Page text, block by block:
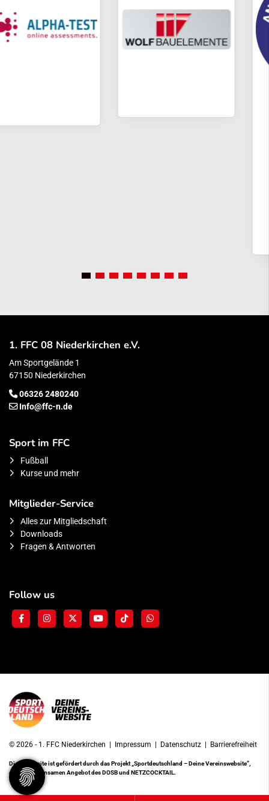
1. FFC 08 Niederkirchen e.V.
Am Sportgelände 1
67150 Niederkirchen
06326 2480240
Info@ffc-n.de
Sport im FFC
Fußball
Kurse und mehr
Mitglieder-Service
Alles zur Mitgliedschaft
Downloads
Fragen & Antworten
Follow us
© 2026 - 1. FFC Niederkirchen | Impressum | Datenschutz | Barrierefreiheit
Diese Website ist gefördert durch das Projekt„Sportdeutschland – Deine Vereinswebsite”,
einem gemeinsamen Angebot des DOSB und NETZCOCKTAIL.